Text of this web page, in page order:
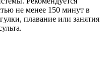
не менее 150 минут в
плавание или занятия